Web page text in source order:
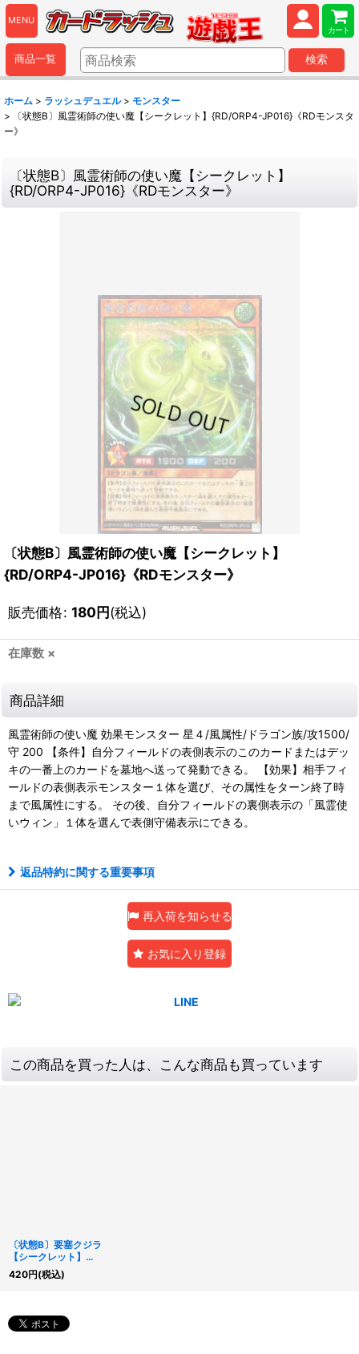
MENU
カート
商品一覧 検索
ホーム > ラッシュデュエル > モンスター
>
〔状態B〕風霊術師の使い魔【シークレット】{RD/ORP4-JP016}《RDモンスタ
ー》
〔状態B〕風霊術師の使い魔【シークレット】
{RD/ORP4-JP016}《RDモンスター》
〔状態B〕風霊術師の使い魔【シークレット】
{RD/ORP4-JP016}《RDモンスター》
販売価格: 180円(税込)
在庫数 ×
商品詳細
風霊術師の使い魔 効果モンスター 星４/風属性/ドラゴン族/攻1500/
守 200 【条件】自分フィールドの表側表示のこのカードまたはデッ
キの一番上のカードを墓地へ送って発動できる。 【効果】相手フィ
ールドの表側表示モンスター１体を選び、その属性をターン終了時
まで風属性にする。 その後、自分フィールドの裏側表示の「風霊使
いウィン」１体を選んで表側守備表示にできる。
返品特約に関する重要事項
再入荷を知らせる
お気に入り登録
この商品を買った人は、こんな商品も買っています
〔状態B〕要塞クジラ
【シークレット】
{RD/KP24-JP041}
《RDリチュアル》
420円(税込)